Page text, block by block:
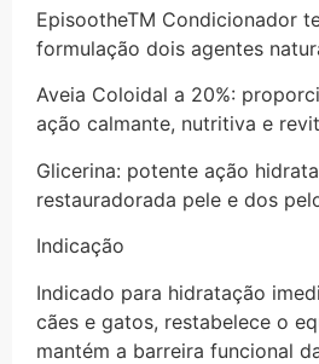
EpisootheTM Condicionador
formulação dois agentes
Aveia Coloidal a 20%:
ação calmante, nutritiva e
Glicerina: potente ação
restauradorada pele e dos
Indicação
Indicado para hidratação
cães e gatos, restabelece o
mantém a barreira funcional